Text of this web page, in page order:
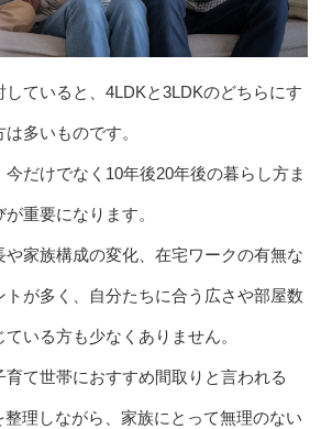
ていると、4LDKと3LDKのどちらにす
多いものです。
だけでなく10年後20年後の暮らし方ま
重要になります。
や家族構成の変化、在宅ワークの有無な
トが多く、自分たちに合う広さや部屋数
いる方も少なくありません。
て世帯におすすめ間取りと言われる
理しながら、家族にとって無理のない